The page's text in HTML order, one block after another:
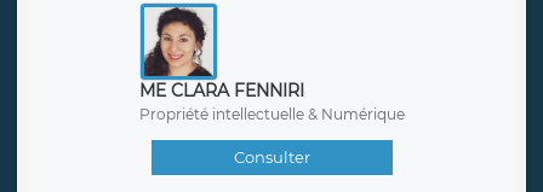
ME CLARA FENNIRI
Propriété intellectuelle & Numérique
Consulter